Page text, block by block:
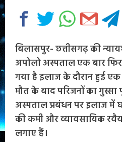
बिलासपुर- छत्तीसगढ़ की
अपोलो अस्पताल एक बार
गया है इलाज के दौरान हुई एक
मौत के बाद परिजनों का गुस्सा
अस्पताल प्रबंधन पर इलाज में
की कमी और व्यावसायिक
लगाए हैं।